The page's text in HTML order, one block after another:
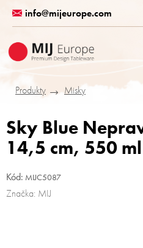
obsah
info@mijeurope.com
Produkty
Misky
Sky Blue
14,5 cm, 550 ml
Kód: MIJC5087
Značka: MIJ